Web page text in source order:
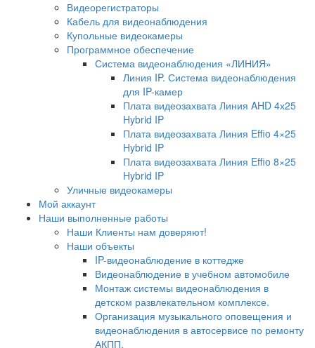
Видеорегистраторы
Кабель для видеонаблюдения
Купольные видеокамеры
Программное обеспечение
Система видеонаблюдения «ЛИНИЯ»
Линия IP. Система видеонаблюдения
для IP-камер
Плата видеозахвата Линия AHD 4х25
Hybrid IP
Плата видеозахвата Линия Effio 4×25
Hybrid IP
Плата видеозахвата Линия Effio 8×25
Hybrid IP
Уличные видеокамеры
Мой аккаунт
Наши выполненные работы
Наши Клиенты нам доверяют!
Наши объекты
IP-видеонаблюдение в коттедже
Видеонаблюдение в учебном автомобиле
Монтаж системы видеонаблюдения в
детском развлекательном комплексе.
Организация музыкального оповещения и
видеонаблюдения в автосервисе по ремонту
АКПП.